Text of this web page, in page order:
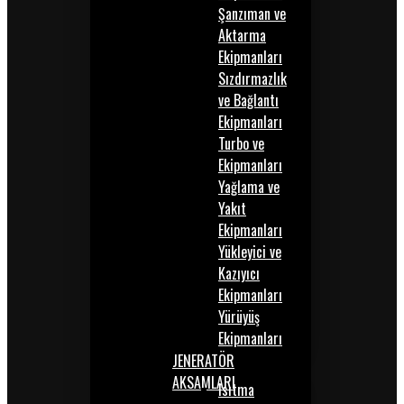
Şanzıman ve
Aktarma
Ekipmanları
Sızdırmazlık
ve Bağlantı
Ekipmanları
Turbo ve
Ekipmanları
Yağlama ve
Yakıt
Ekipmanları
Yükleyici ve
Kazıyıcı
Ekipmanları
Yürüyüş
Ekipmanları
JENERATÖR
AKSAMLARIIsıtma